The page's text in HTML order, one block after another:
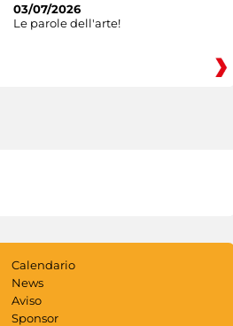
03/07/2026
Le parole dell'arte!
Calendario
News
Aviso
Sponsor